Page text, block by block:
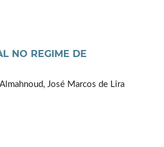
NO REGIME DE
José Marcos de Lira